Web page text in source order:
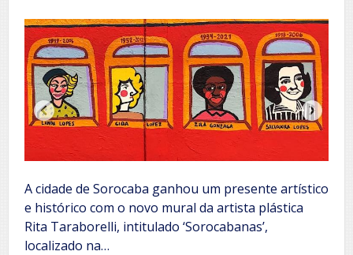
A cidade de Sorocaba ganhou um presente artístico
e histórico com o novo mural da artista plástica
Rita Taraborelli, intitulado ‘Sorocabanas’,
localizado na…